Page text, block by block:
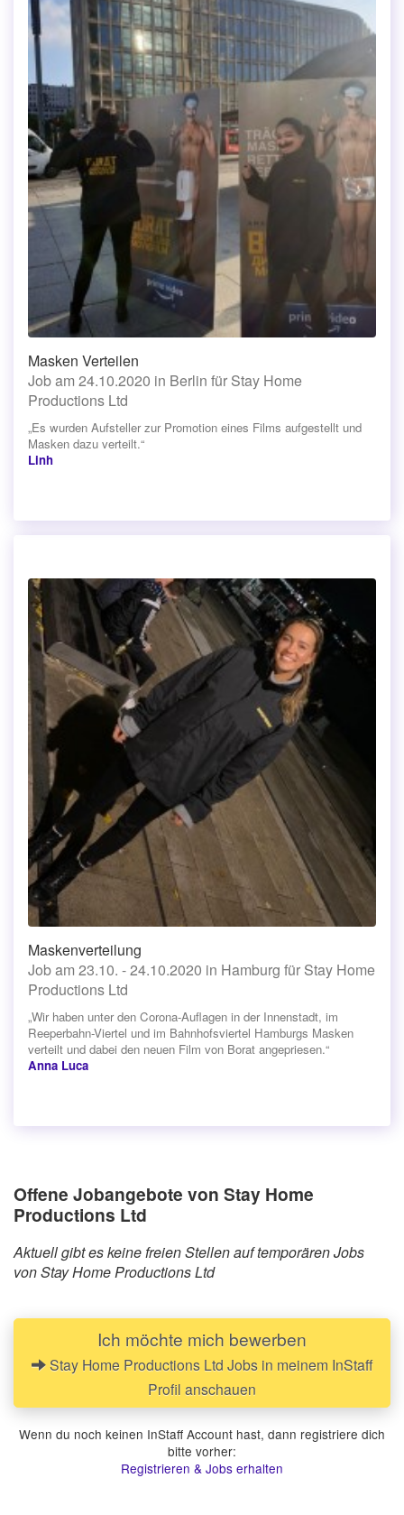
Masken Verteilen
Job am 24.10.2020 in Berlin für Stay Home
Productions Ltd
„Es wurden Aufsteller zur Promotion eines Films aufgestellt und
Masken dazu verteilt.“
Linh
Maskenverteilung
Job am 23.10. - 24.10.2020 in Hamburg für Stay Home
Productions Ltd
„Wir haben unter den Corona-Auflagen in der Innenstadt, im
Reeperbahn-Viertel und im Bahnhofsviertel Hamburgs Masken
verteilt und dabei den neuen Film von Borat angepriesen.“
Anna Luca
Offene Jobangebote von Stay Home
Productions Ltd
Aktuell gibt es keine freien Stellen auf temporären Jobs
von Stay Home Productions Ltd
Ich möchte mich bewerben
Stay Home Productions Ltd Jobs in meinem InStaff
Profil anschauen
Wenn du noch keinen InStaff Account hast, dann registriere dich
bitte vorher:
Registrieren & Jobs erhalten